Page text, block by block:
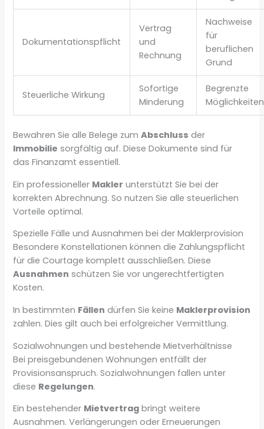
Dokumentationspflicht
Vertrag
und
Rechnung
Nachweise
für
beruflichen
Grund
Steuerliche Wirkung
Sofortige
Minderung
Begrenzte
Möglichkeiten
Bewahren Sie alle Belege zumAbschluss der
Immobilie sorgfältig auf. Diese Dokumente sind für
das Finanzamt essentiell.
Ein professioneller Makler unterstützt Sie bei der
korrekten Abrechnung. So nutzen Sie alle steuerlichen
Vorteile optimal.
Spezielle Fälle und Ausnahmen bei der Maklerprovision
Besondere Konstellationen können die Zahlungspflicht
für die Courtage komplett ausschließen. Diese
Ausnahmen schützen Sie vor ungerechtfertigten
Kosten.
In bestimmten Fällen dürfen Sie keine Maklerprovision
zahlen. Dies gilt auch bei erfolgreicher Vermittlung.
Sozialwohnungen und bestehende Mietverhältnisse
Bei preisgebundenen Wohnungen entfällt der
Provisionsanspruch. Sozialwohnungen fallen unter
diese Regelungen.
Ein bestehender Mietvertrag bringt weitere
Ausnahmen. Verlängerungen oder Erneuerungen